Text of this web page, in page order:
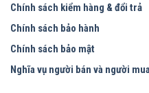
Chính sách kiểm hàng & đổi trả
Chính sách bảo hành
Chính sách bảo mật
Nghĩa vụ người bán và người